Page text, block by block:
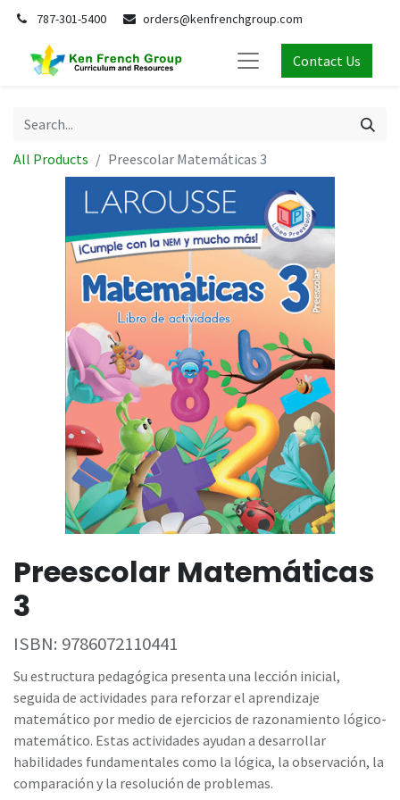
787-301-5400 orders@kenfrenchgroup.com
Contact Us
All Products Preescolar Matemáticas 3
Preescolar Matemáticas
3
ISBN: 9786072110441
Su estructura pedagógica presenta una lección inicial,
seguida de actividades para reforzar el aprendizaje
matemático por medio de ejercicios de razonamiento lógico-
matemático. Estas actividades ayudan a desarrollar
habilidades fundamentales como la lógica, la observación, la
comparación y la resolución de problemas.